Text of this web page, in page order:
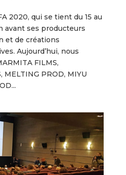
2020, qui se tient du 15 au
avant ses producteurs
et de créations
Aujourd’hui, nous
FILMS,
MELTING PROD, MIYU